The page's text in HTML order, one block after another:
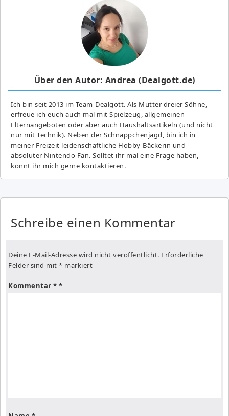
Über den Autor: Andrea (Dealgott.de)
Ich bin seit 2013 im Team-Dealgott. Als Mutter dreier Söhne,
erfreue ich euch auch mal mit Spielzeug, allgemeinen
Elternangeboten oder aber auch Haushaltsartikeln (und nicht
nur mit Technik). Neben der Schnäppchenjagd, bin ich in
meiner Freizeit leidenschaftliche Hobby-Bäckerin und
absoluter Nintendo Fan. Solltet ihr mal eine Frage haben,
könnt ihr mich gerne kontaktieren.
Schreibe einen Kommentar
Deine E-Mail-Adresse wird nicht veröffentlicht. Erforderliche
Felder sind mit * markiert
Kommentar *